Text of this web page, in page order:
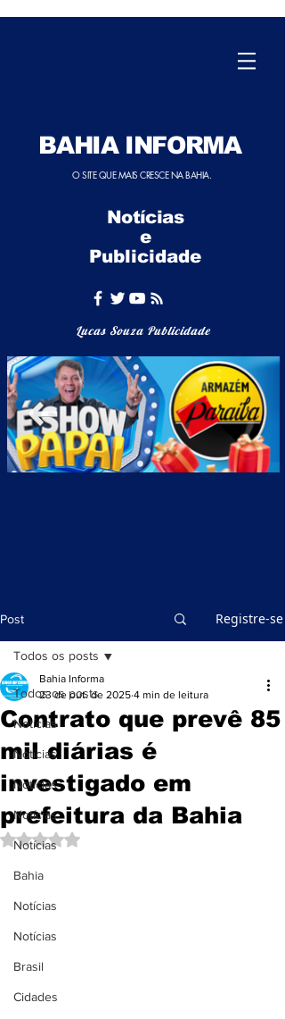
BAHIA INFORMA
O SITE QUE MAIS CRESCE NA BAHIA.
Notícias
e
Publicidade
Lucas Souza Publicidade
Post Registre-se
Todos os posts
Notícias
Notícias
Notícias
Notícias
Notícias
Bahia
Notícias
Notícias
Brasil
Cidades
Todos os posts
Contrato que prevê 85
mil diárias é
investigado em
prefeitura da Bahia
Bahia Informa
23 de out. de 2025 4 min de leitura
Avaliado com NaN de 5 estrelas.